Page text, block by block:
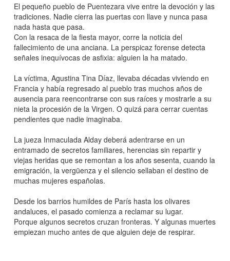
El pequeño pueblo de Puentezara vive entre la devoción y las
tradiciones. Nadie cierra las puertas con llave y nunca pasa
nada hasta que pasa.
Con la resaca de la fiesta mayor, corre la noticia del
fallecimiento de una anciana. La perspicaz forense detecta
señales inequívocas de asfixia: alguien la ha matado.
La víctima, Agustina Tina Díaz, llevaba décadas viviendo en
Francia y había regresado al pueblo tras muchos años de
ausencia para reencontrarse con sus raíces y mostrarle a su
nieta la procesión de la Virgen. O quizá para cerrar cuentas
pendientes que nadie imaginaba.
La jueza Inmaculada Alday deberá adentrarse en un
entramado de secretos familiares, herencias sin repartir y
viejas heridas que se remontan a los años sesenta, cuando la
emigración, la vergüenza y el silencio sellaban el destino de
muchas mujeres españolas.
Desde los barrios humildes de París hasta los olivares
andaluces, el pasado comienza a reclamar su lugar.
Porque algunos secretos cruzan fronteras. Y algunas muertes
empiezan mucho antes de que alguien deje de respirar.